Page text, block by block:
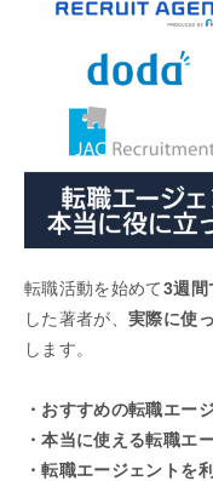
転職活動を始めて3週間
した著者が、実際に使
します。
・おすすめの転職エー
・本当に使える転職エ
・転職エージェントを